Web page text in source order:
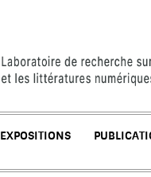
EXPOSITIONS